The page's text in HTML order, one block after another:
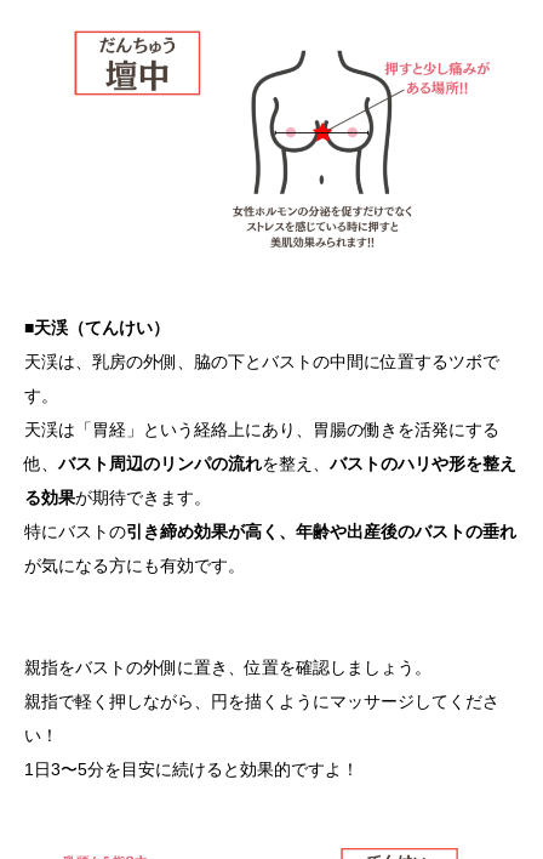
■天渓（てんけい）
天渓は、乳房の外側、脇の下とバストの中間に位置するツボで
す。
天渓は「胃経」という経絡上にあり、胃腸の働きを活発にする
他、 バスト周辺のリンパの流れを整え、 バストのハリや形を整え
る効果が期待できます。
特にバストの引き締め効果が高く、年齢や出産後のバストの垂れ
が気になる方にも有効です。
親指をバストの外側に置き、位置を確認しましょう。
親指で軽く押しながら、円を描くようにマッサージしてくださ
い！
1日3〜5分を目安に続けると効果的ですよ！